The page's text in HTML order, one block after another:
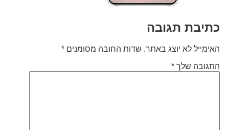
תגובה
לא יוצג באתר. שדות החובה מסומנים*
שלך*